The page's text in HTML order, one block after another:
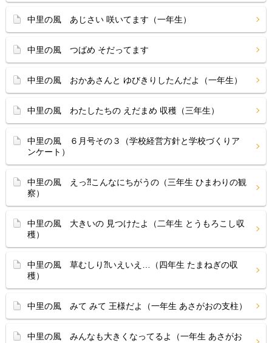
中里の風 あじさい 咲いてます（一年生）
中里の風 つばめ そだってます
中里の風 おかあさんと ゆびきりしたんだよ（一年生）
中里の風 わたしたちの えだまめ 収穫（三年生）
中里の風 ６月号その３（学校経営方針と学校づくりア
ンケート）
中里の風 えっ⁈こんなにちがうの（三年生 ひまわりの観
察）
中里の風 大きいの 見つけたよ（二年生 とうもろこし収
穫）
中里の風 草むしり⁈いえいえ…（四年生 たまねぎの収
穫）
中里の風 みて みて 王様だよ（一年生 あさがおの支柱）
中里の風 みんなも大きくなってるよ（一年生 あさがお